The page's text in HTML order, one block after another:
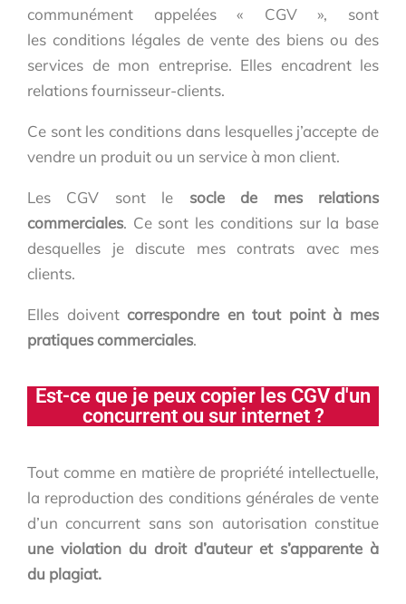
communément appelées « CGV », sont
les conditions légales de vente des biens ou des
services de mon entreprise. Elles encadrent les
relations fournisseur-clients.
Ce sont les conditions dans lesquelles j’accepte de
vendre un produit ou un service à mon client.
Les CGV sont le socle de mes relations
commerciales. Ce sont les conditions sur la base
desquelles je discute mes contrats avec mes
clients.
Elles doivent correspondre en tout point à mes
pratiques commerciales.
Est-ce que je peux copier les CGV d'un
concurrent ou sur internet ?
Tout comme en matière de propriété intellectuelle,
la reproduction des conditions générales de vente
d’un concurrent sans son autorisation constitue
une violation du droit d’auteur et s’apparente à
du plagiat.